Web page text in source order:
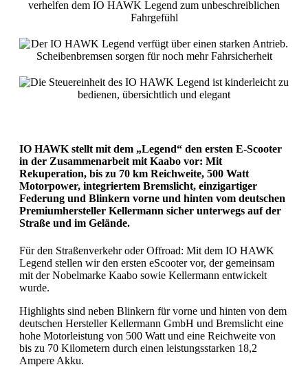
IO HAWK stellt mit dem „Legend“ den ersten E-Scooter
in der Zusammenarbeit mit Kaabo vor: Mit
Rekuperation, bis zu 70 km Reichweite, 500 Watt
Motorpower, integriertem Bremslicht, einzigartiger
Federung und Blinkern vorne und hinten vom deutschen
Premiumhersteller Kellermann sicher unterwegs auf der
Straße und im Gelände.
Für den Straßenverkehr oder Offroad: Mit dem IO HAWK
Legend stellen wir den ersten eScooter vor, der gemeinsam
mit der Nobelmarke Kaabo sowie Kellermann entwickelt
wurde.
Highlights sind neben Blinkern für vorne und hinten von dem
deutschen Hersteller Kellermann GmbH und Bremslicht eine
hohe Motorleistung von 500 Watt und eine Reichweite von
bis zu 70 Kilometern durch einen leistungsstarken 18,2
Ampere Akku.